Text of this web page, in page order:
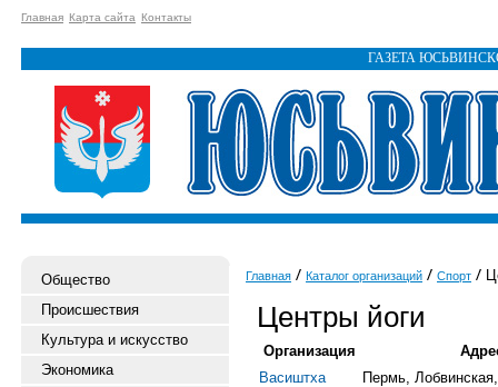
Главная Карта сайта Контакты
ГАЗЕТА
Общество
Происшествия
Культура и искусство
Экономика
Главная Каталог организаций Спорт
Центры йоги
Организация
Васиштха
Пермь,